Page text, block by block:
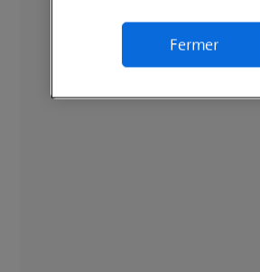
Fermer